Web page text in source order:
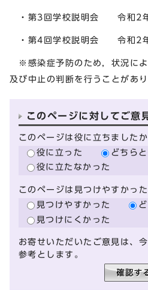
・第3回学校説明会 令和2年
・第4回学校説明会 令和2年
※感染症予防のため，状況によ
及び中止の判断を行うことがあり
このページに対してご意
このページは役に立ちましたか
役に立った
どちら
役に立たなかった
このページは見つけやすかっ
見つけやすかった
見つけにくかった
お寄せいただいたご意見は、
参考とします。